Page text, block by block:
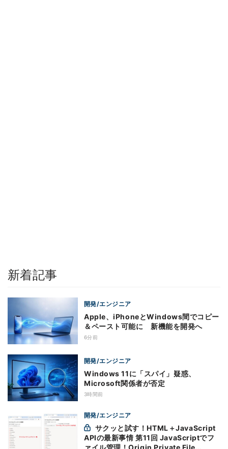
新着記事
開発/エンジニア
Apple、iPhoneとWindows間でコピー
＆ペースト可能に 新機能を開発へ
6分前
開発/エンジニア
Windows 11に「スパイ」疑惑、
Microsoft関係者が否定
3時間前
開発/エンジニア
APIの最新事情 第11回 JavaScriptでフ
ァイル管理！Origin Private File